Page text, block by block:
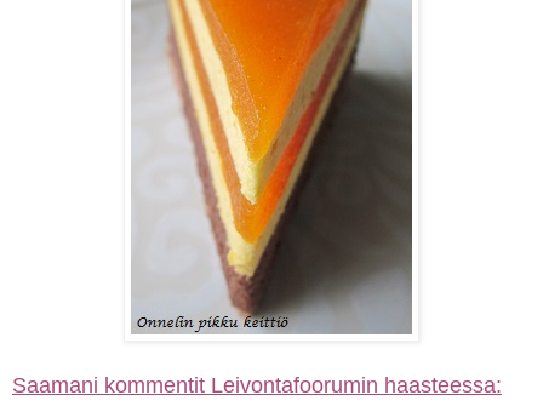
Saamani kommentit Leivontafoorumin haasteessa: